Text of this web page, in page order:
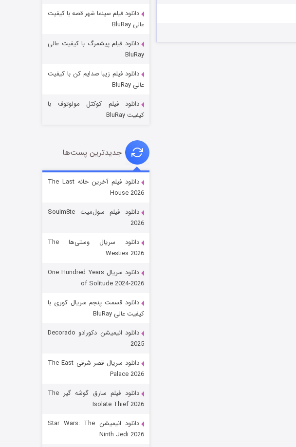
خاندان اژدها فصل ۳
قسمت
باب اسفنجی فصل ۱۷
قسمت
دانلود فیلم سینما شهر قصه با کیفیت
عالی BluRay
دانلود فیلم پیشمرگ با کیفیت عالی
BluRay
دانلود فیلم زیبا صدایم کن با کیفیت
عالی BluRay
دانلود فیلم کوکتل مولوتوف با
کیفیت BluRay
جدیدترین پست‌ها
دانلود فیلم آخرین خانه The Last
House 2026
دانلود فیلم سول‌میت Soulm8te
2026
دانلود سریال وستی‌ها The
Westies 2026
دانلود سریال One Hundred Years
of Solitude 2024-2026
دانلود قسمت پنجم سریال کوری با
کیفیت عالی BluRay
دانلود انیمیشن دکورادو Decorado
2025
دانلود سریال قصر شرقی The East
Palace 2026
دانلود فیلم سارق گوشه گیر The
Isolate Thief 2026
دانلود انیمیشن Star Wars: The
Ninth Jedi 2026